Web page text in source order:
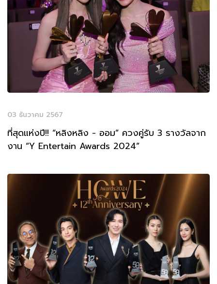
03 ธันวาคม 2567
ที่สุดแห่งปี!! “หลิงหลิง - ออม” ควงคู่รับ 3 รางวัลจาก
งาน “Y Entertain Awards 2024”